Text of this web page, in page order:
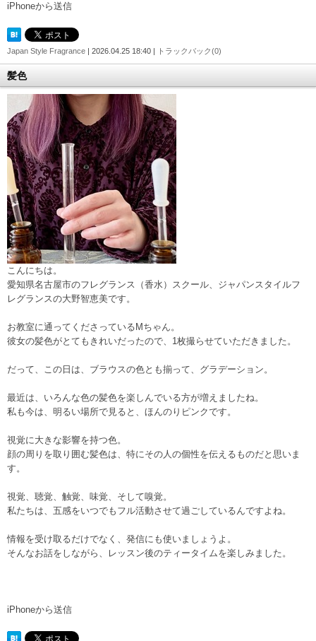
iPhoneから送信
Japan Style Fragrance | 2026.04.25 18:40 | トラックバック(0)
髪色
こんにちは。
愛知県名古屋市のフレグランス（香水）スクール、ジャパンスタイルフ
レグランスの大野智恵美です。
お教室に通ってくださっているMちゃん。
彼女の髪色がとてもきれいだったので、1枚撮らせていただきました。
だって、この日は、ブラウスの色とも揃って、グラデーション。
最近は、いろんな色の髪色を楽しんでいる方が増えましたね。
私も今は、明るい場所で見ると、ほんのりピンクです。
視覚に大きな影響を持つ色。
顔の周りを取り囲む髪色は、特にその人の個性を伝えるものだと思いま
す。
視覚、聴覚、触覚、味覚、そして嗅覚。
私たちは、五感をいつでもフル活動させて過ごしているんですよね。
情報を受け取るだけでなく、発信にも使いましょうよ。
そんなお話をしながら、レッスン後のティータイムを楽しみました。
iPhoneから送信